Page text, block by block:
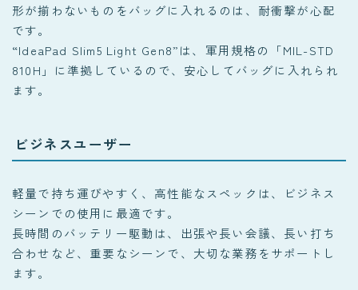
形が揃わないものをバッグに入れるのは、耐衝撃が心配
です。
“IdeaPad Slim5 Light Gen8”は、軍用規格の「MIL-STD
810H」に準拠しているので、安心してバッグに入れられ
ます。
ビジネスユーザー
軽量で持ち運びやすく、高性能なスペックは、ビジネス
シーンでの使用に最適です。
長時間のバッテリー駆動は、出張や長い会議、長い打ち
合わせなど、重要なシーンで、大切な業務をサポートし
ます。